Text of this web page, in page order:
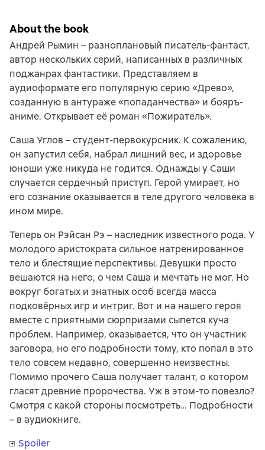
About the book
Андрей Рымин – разноплановый писатель-фантаст,
автор нескольких серий, написанных в различных
поджанрах фантастики. Представляем в
аудиоформате его популярную серию «Древо»,
созданную в антураже «попаданчества» и бояръ-
аниме. Открывает её роман «Пожиратель».
Саша Углов – студент-первокурсник. К сожалению,
он запустил себя, набрал лишний вес, и здоровье
юноши уже никуда не годится. Однажды у Саши
случается сердечный приступ. Герой умирает, но
его сознание оказывается в теле другого человека в
ином мире.
Теперь он Рэйсан Рэ – наследник известного рода. У
молодого аристократа сильное натренированное
тело и блестящие перспективы. Девушки просто
вешаются на него, о чем Саша и мечтать не мог. Но
вокруг богатых и знатных особ всегда масса
подковёрных игр и интриг. Вот и на нашего героя
вместе с приятными сюрпризами сыпется куча
проблем. Например, оказывается, что он участник
заговора, но его подробности тому, кто попал в это
тело совсем недавно, совершенно неизвестны.
Помимо прочего Саша получает талант, о котором
гласят древние пророчества. Уж в этом-то повезло?
Смотря с какой стороны посмотреть… Подробности
– в аудиокниге.
Spoiler